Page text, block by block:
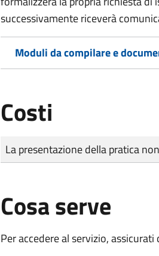
successivamente riceverà
Moduli da compilare e
Costi
Tipo di pagamento
Importo
La presentazione della pratica
Cosa serve
Per accedere al servizio, assicurati